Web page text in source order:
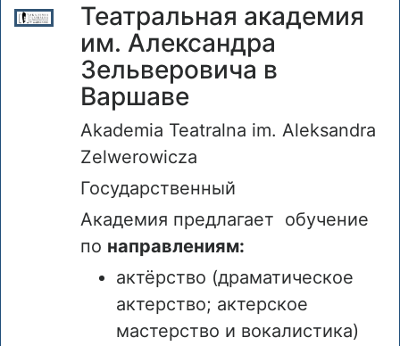
Театральная академия
им. Александра
Зельверовича в
Варшаве
Akademia Teatralna im. Aleksandra
Zelwerowicza
Государственный
Академия предлагает обучение
по направлениям:
актёрство (драматическое
актерство; актерское
мастерство и вокалистика)